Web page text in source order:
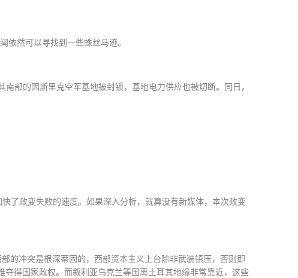
然可以寻找到一些蛛丝马迹。
部的因斯里克空军基地被封锁，基地电力供应也被切断。同日，
了政变失败的速度。如果深入分析，就算没有新媒体，本次政变
的冲突是根深蒂固的，西部资本主义上台除非武装镇压，否则即
夺得国家政权。而叙利亚乌克兰等国离土耳其地缘非常靠近，这些